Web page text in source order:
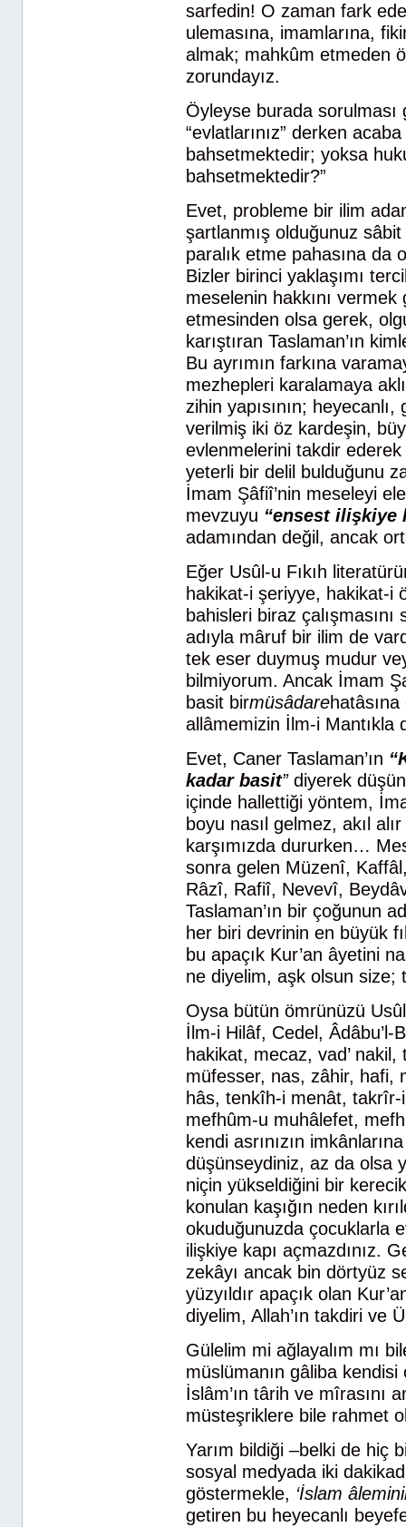
sarfedin! O zaman fark
ulemasına, imamlarına,
almak; mahkûm etmeden
zorundayız.
Öyleyse burada sorulması
“evlatlarınız” derken
bahsetmektedir; yoksa
bahsetmektedir?”
Evet, probleme bir ilim
şartlanmış olduğunuz sâbit
paralık etme pahasına da
Bizler birinci yaklaşımı
meselenin hakkını
etmesinden olsa gerek,
karıştıran Taslaman’ın
Bu ayrımın farkına
mezhepleri karalamaya
zihin yapısının;
verilmiş iki öz kardeşin,
evlenmelerini takdir ederek
yeterli bir delil bulduğunu
İmam Şâfiî’nin meseleyi
mevzuyu “ensest ilişkiye
adamından değil, ancak
Eğer Usûl-u Fıkıh
hakikat-i şeriyye, hakikat-i
bahisleri biraz
adıyla mâruf bir ilim de
tek eser duymuş mudur
bilmiyorum. Ancak İmam
basit birmüsâdare
allâmemizin İlm-i Mantıkla
Evet, Caner Taslaman’ın
kadar basit” diyerek
içinde hallettiği yöntem,
boyu nasıl gelmez, akıl
karşımızda dururken…
sonra gelen Müzenî,
Râzî, Rafiî, Nevevî,
Taslaman’ın bir çoğunun
her biri devrinin en büyük
bu apaçık Kur’an âyetini
ne diyelim, aşk olsun size;
Oysa bütün ömrünüzü
İlm-i Hilâf, Cedel, Âdâbu’l-
hakikat, mecaz, vad’
müfesser, nas, zâhir, hafi,
hâs, tenkîh-i menât,
mefhûm-u muhâlefet,
kendi asrınızın
düşünseydiniz, az da olsa
niçin yükseldiğini bir
konulan kaşığın neden
okuduğunuzda çocuklarla
ilişkiye kapı açmazdınız.
zekâyı ancak bin dörtyüz
yüzyıldır apaçık olan
diyelim, Allah’ın takdiri ve
Gülelim mi ağlayalım mı
müslümanın gâliba
İslâm’ın târih ve mîrasını
müsteşriklere bile rahmet
Yarım bildiği –belki de hiç
sosyal medyada iki
göstermekle, ‘İslam
getiren bu heyecanlı